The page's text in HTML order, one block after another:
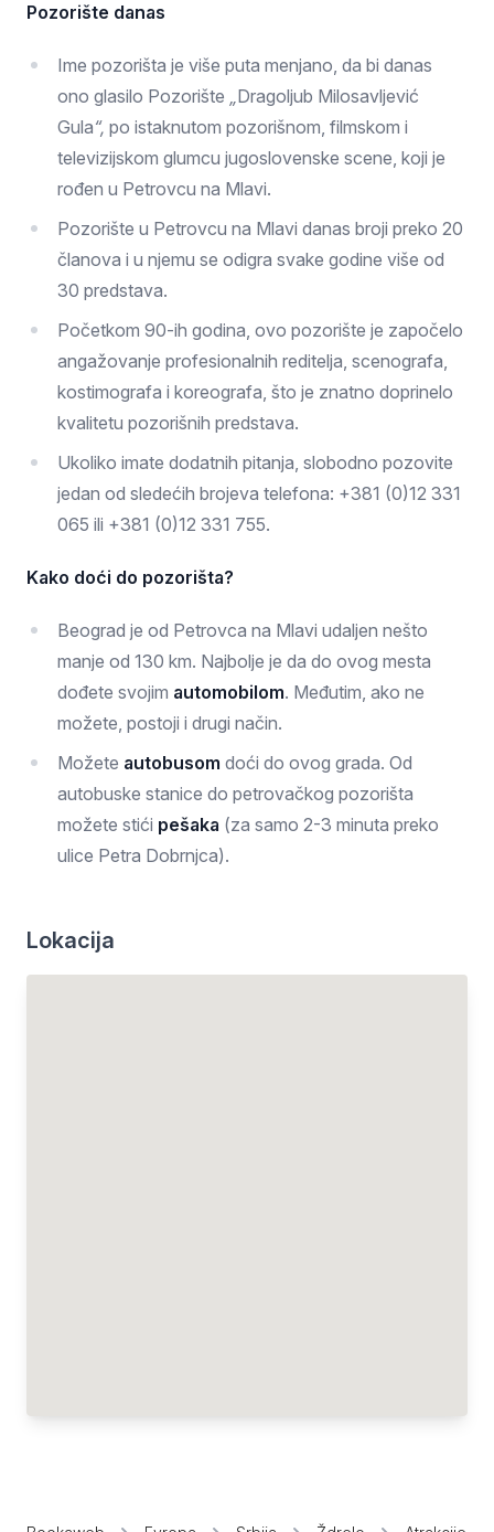
Pozorište danas
Ime pozorišta je više puta menjano, da bi danas
ono glasilo Pozorište „Dragoljub Milosavljević
Gula“, po istaknutom pozorišnom, filmskom i
televizijskom glumcu jugoslovenske scene, koji je
rođen u Petrovcu na Mlavi.
Pozorište u Petrovcu na Mlavi danas broji preko 20
članova i u njemu se odigra svake godine više od
30 predstava.
Početkom 90-ih godina, ovo pozorište je započelo
angažovanje profesionalnih reditelja, scenografa,
kostimografa i koreografa, što je znatno doprinelo
kvalitetu pozorišnih predstava.
Ukoliko imate dodatnih pitanja, slobodno pozovite
jedan od sledećih brojeva telefona: +381 (0)12 331
065 ili +381 (0)12 331 755.
Kako doći do pozorišta?
Beograd je od Petrovca na Mlavi udaljen nešto
manje od 130 km. Najbolje je da do ovog mesta
dođete svojim automobilom. Međutim, ako ne
možete, postoji i drugi način.
Možete autobusom doći do ovog grada. Od
autobuske stanice do petrovačkog pozorišta
možete stići pešaka (za samo 2-3 minuta preko
ulice Petra Dobrnjca).
Lokacija